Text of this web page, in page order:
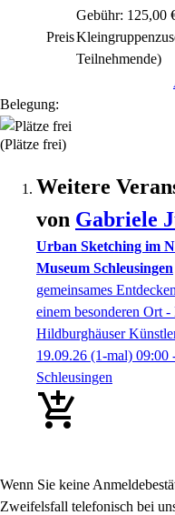
Preis
Gebühr: 125,00
Teilnehmende)
Belegung:
(Plätze frei)
Weitere
von Gabriele
Urban Sketching im
Museum Schleusingen
gemeinsames
einem besonderen Ort
Hildburghäuser
19.09.26 (1-mal) 09:00
Schleusingen
Wenn Sie keine
Zweifelsfall telefonisch bei